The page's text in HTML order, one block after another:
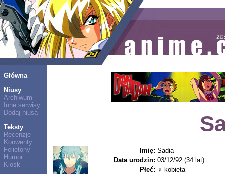
Główna
Niusy
Archiwum
Inne serwisy
Dodaj niusa
Teksty
Recenzje
Konwenty
Felietony
Humor
Kiosk
Imię: Sadia
Data urodzin: 03/12/92 (34 lat)
Płeć: ♀ kobieta